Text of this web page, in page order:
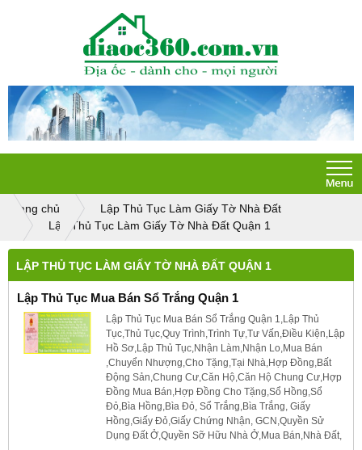
Trang chủ
Lập Thủ Tục Làm Giấy Tờ Nhà Đất
Lập Thủ Tục Làm Giấy Tờ Nhà Đất Quận 1
LẬP THỦ TỤC LÀM GIẤY TỜ NHÀ ĐẤT QUẬN 1
Lập Thủ Tục Mua Bán Sổ Trắng Quận 1
Lập Thủ Tục Mua Bán Sổ Trắng Quận 1,Lập Thủ
Tục,Thủ Tục,Quy Trình,Trình Tự,Tư Vấn,Điều Kiện,Lập
Hồ Sơ,Lập Thủ Tục,Nhận Làm,Nhận Lo,Mua Bán
,Chuyển Nhượng,Cho Tặng,Tại Nhà,Hợp Đồng,Bất
Động Sản,Chung Cư,Căn Hộ,Căn Hộ Chung Cư,Hợp
Đồng Mua Bán,Hợp Đồng Cho Tặng,Sổ Hồng,Sổ
Đỏ,Bìa Hồng,Bìa Đỏ, Sổ Trắng,Bìa Trắng, Giấy
Hồng,Giấy Đỏ,Giấy Chứng Nhận, GCN,Quyền Sử
Dụng Đất Ở,Quyền Sỡ Hữu Nhà Ở,Mua Bán,Nhà Đất,